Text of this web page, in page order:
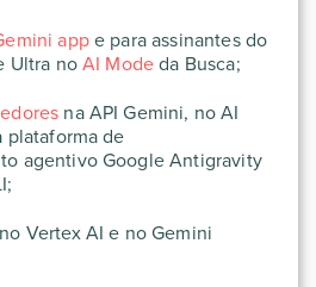
appe para assinantes do
Ultra noAI Modeda Busca;
na API Gemini, no AI
plataforma de
agentivo Google Antigravity
no Vertex AI e no Gemini